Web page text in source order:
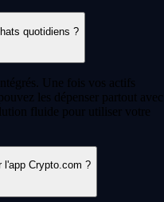
quotidiens ?
Une fois vos actifs
les dépenser partout avec
fluide pour utiliser votre
l'app Crypto.com ?